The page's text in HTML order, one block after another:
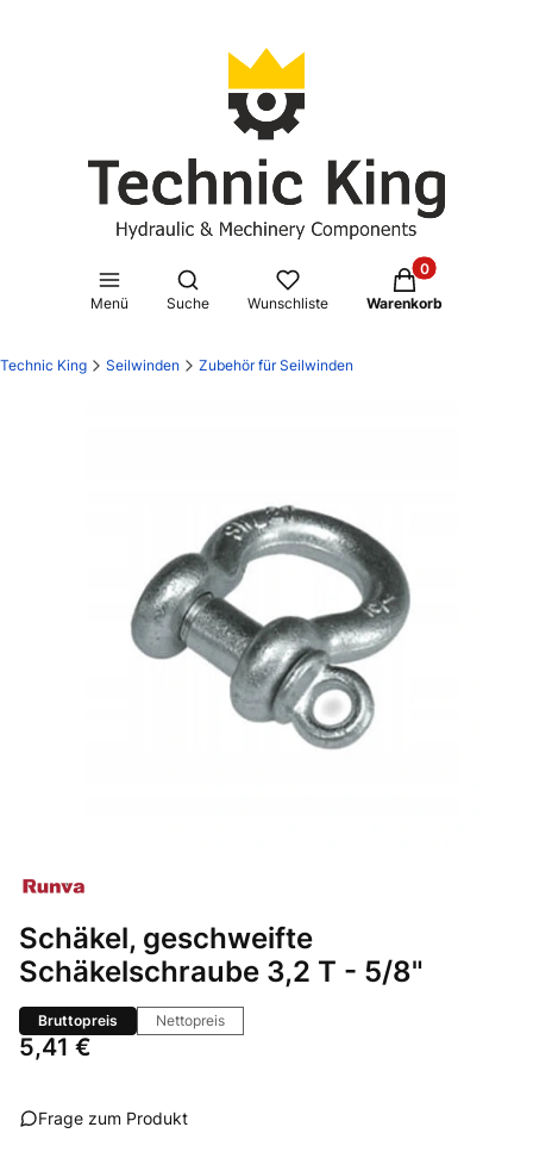
Menü
Suchmaschine öffnen
Suche Wunschliste
Produkte im
Warenkorb
Technic King Seilwinden Zubehör für Seilwinden
Schäkel, geschweifte
Schäkelschraube 3,2 T - 5/8"
Bruttopreis Nettopreis
Preis
5,41 €
Frage zum Produkt